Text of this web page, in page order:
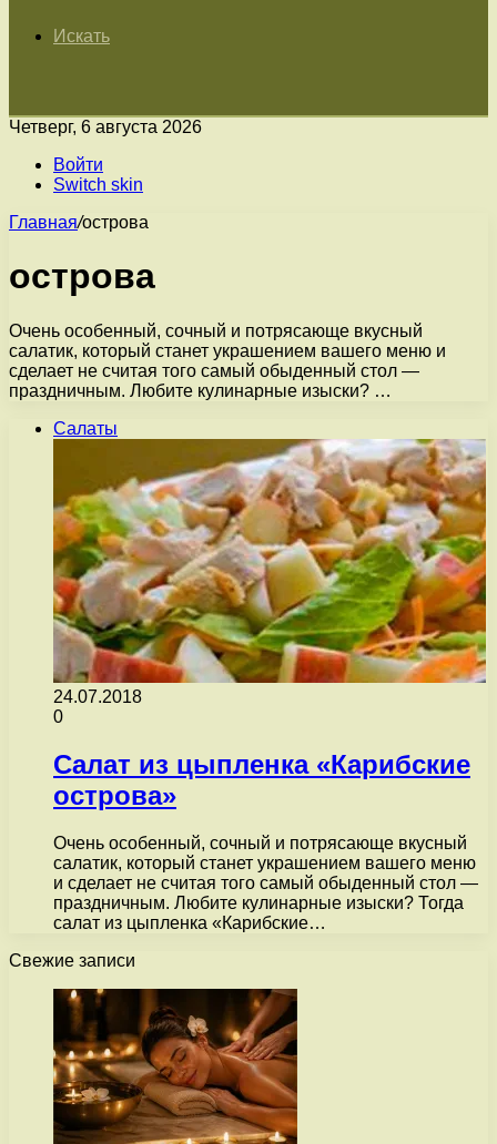
Искать
Четверг, 6 августа 2026
Войти
Switch skin
Главная/острова
острова
Очень особенный, сочный и потрясающе вкусный
салатик, который станет украшением вашего меню и
сделает не считая того самый обыденный стол —
праздничным. Любите кулинарные изыски? …
Салаты
24.07.2018
0
Салат из цыпленка «Карибские
острова»
Очень особенный, сочный и потрясающе вкусный
салатик, который станет украшением вашего меню
и сделает не считая того самый обыденный стол —
праздничным. Любите кулинарные изыски? Тогда
салат из цыпленка «Карибские…
Свежие записи